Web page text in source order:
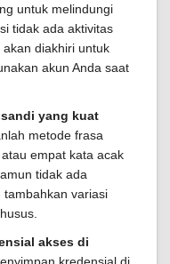
untuk melindungi
tidak ada aktivitas
diakhiri untuk
akun Anda saat
yang kuat
metode frasa
empat kata acak
tidak ada
tambahkan variasi
akses di
kredensial di